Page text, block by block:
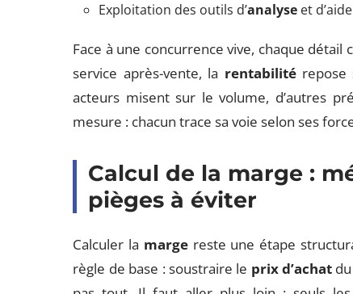
Exploitation des outils d’analyse et
Face à une concurrence vive, chaque détail
service après-vente, la rentabilitérepose
acteurs misent sur le volume, d’autres
mesure : chacun trace sa voie selon ses
Calcul de la marge :
pièges à éviter
Calculer la margereste une étape
règle de base : soustraire le prix d’achat du